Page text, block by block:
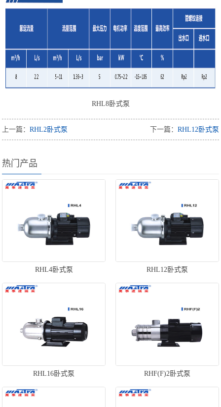
RHL8卧式泵
上一篇：RHL2卧式泵 下一篇： RHL12卧式泵
热门产品
RHL4卧式泵 RHL12卧式泵
RHL16卧式泵 RHF(F)2卧式泵